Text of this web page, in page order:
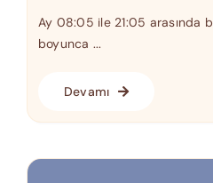
Ay 08:05 ile 21:05 arasında
boyunca ...
Devamı